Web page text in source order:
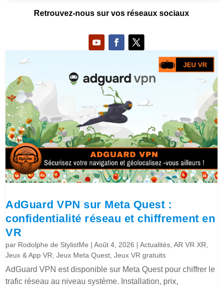
Retrouvez-nous sur vos réseaux sociaux
AdGuard VPN sur Meta Quest :
confidentialité réseau et chiffrement en
VR
par Rodolphe de StylistMe |Août 4, 2026 |Actualités ,AR VR XR
Jeux & App VR ,Jeux Meta Quest ,Jeux VR gratuits
AdGuard VPN est disponible sur Meta Quest pour chiffrer le
trafic réseau au niveau système. Installation, prix,